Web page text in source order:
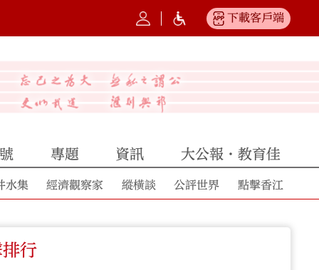
下載客戶端
專題 資訊 大公報·教育佳
水集 經濟觀察家 縱橫談 公評世界 點擊香江
行